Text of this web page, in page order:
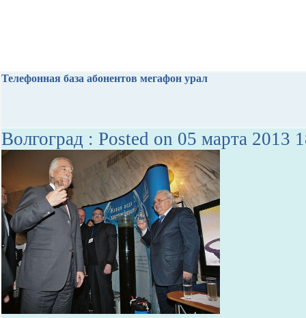
Телефонная база абонентов мегафон урал
Волгоград : Posted on 05 марта 2013